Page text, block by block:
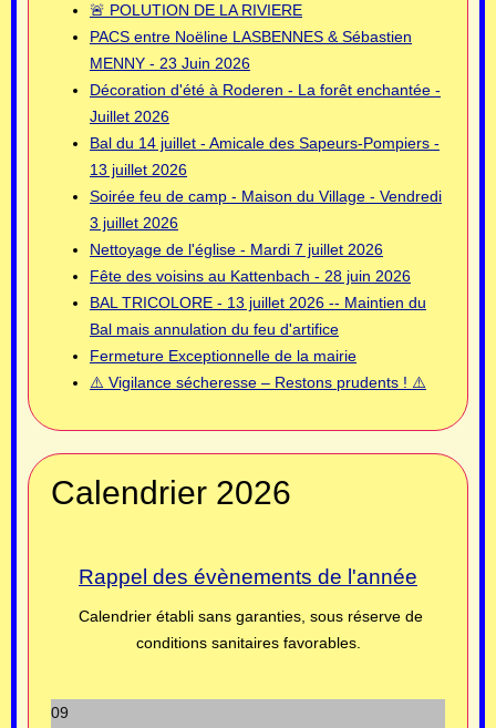
🚨 POLUTION DE LA RIVIERE
PACS entre Noëline LASBENNES & Sébastien
MENNY - 23 Juin 2026
Décoration d'été à Roderen - La forêt enchantée -
Juillet 2026
Bal du 14 juillet - Amicale des Sapeurs-Pompiers -
13 juillet 2026
Soirée feu de camp - Maison du Village - Vendredi
3 juillet 2026
Nettoyage de l'église - Mardi 7 juillet 2026
Fête des voisins au Kattenbach - 28 juin 2026
BAL TRICOLORE - 13 juillet 2026 -- Maintien du
Bal mais annulation du feu d'artifice
Fermeture Exceptionnelle de la mairie
⚠️ Vigilance sécheresse – Restons prudents ! ⚠️
Calendrier 2026
Rappel des évènements de l'année
Calendrier établi sans garanties, sous réserve de
conditions sanitaires favorables.
09